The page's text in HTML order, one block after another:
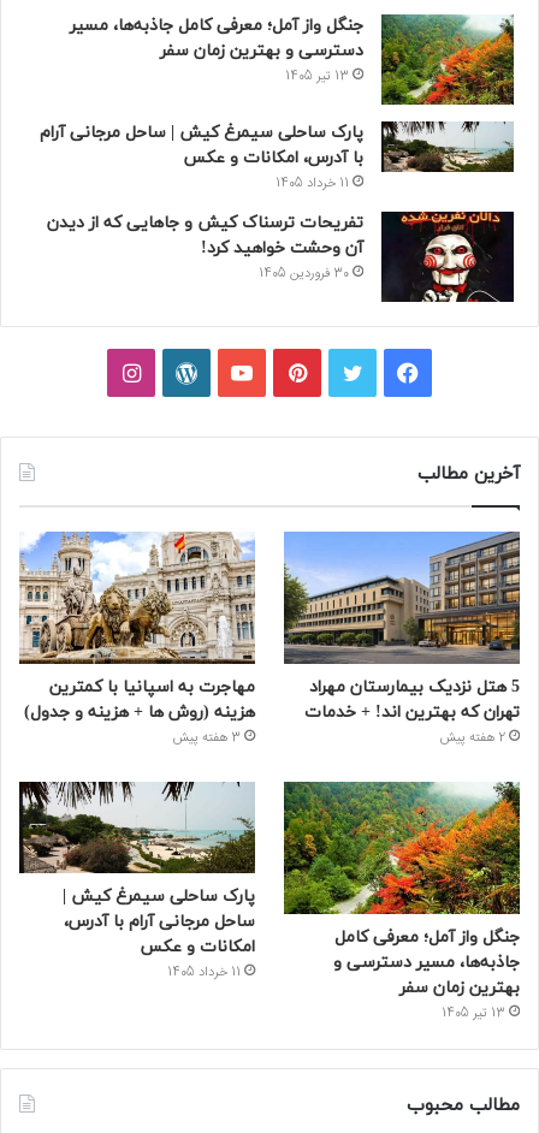
جنگل واز آمل؛ معرفی کامل جاذبه‌ها، مسیر
دسترسی و بهترین زمان سفر
13 تیر 1405
پارک ساحلی سیمرغ کیش | ساحل مرجانی آرام
با آدرس، امکانات و عکس
11 خرداد 1405
تفریحات ترسناک کیش و جاهایی که از دیدن
آن وحشت خواهید کرد!
30 فروردین 1405
فیسبوکتوییترپینتریستیوتیوبوردپرساینستاگرام
آخرین مطالب
5 هتل نزدیک بیمارستان مهراد
تهران که بهترین‌ اند! + خدمات
2 هفته پیش
مهاجرت به اسپانیا با کمترین
هزینه (روش ها + هزینه و جدول)
3 هفته پیش
جنگل واز آمل؛ معرفی کامل
جاذبه‌ها، مسیر دسترسی و
بهترین زمان سفر
13 تیر 1405
پارک ساحلی سیمرغ کیش |
ساحل مرجانی آرام با آدرس،
امکانات و عکس
11 خرداد 1405
مطالب محبوب